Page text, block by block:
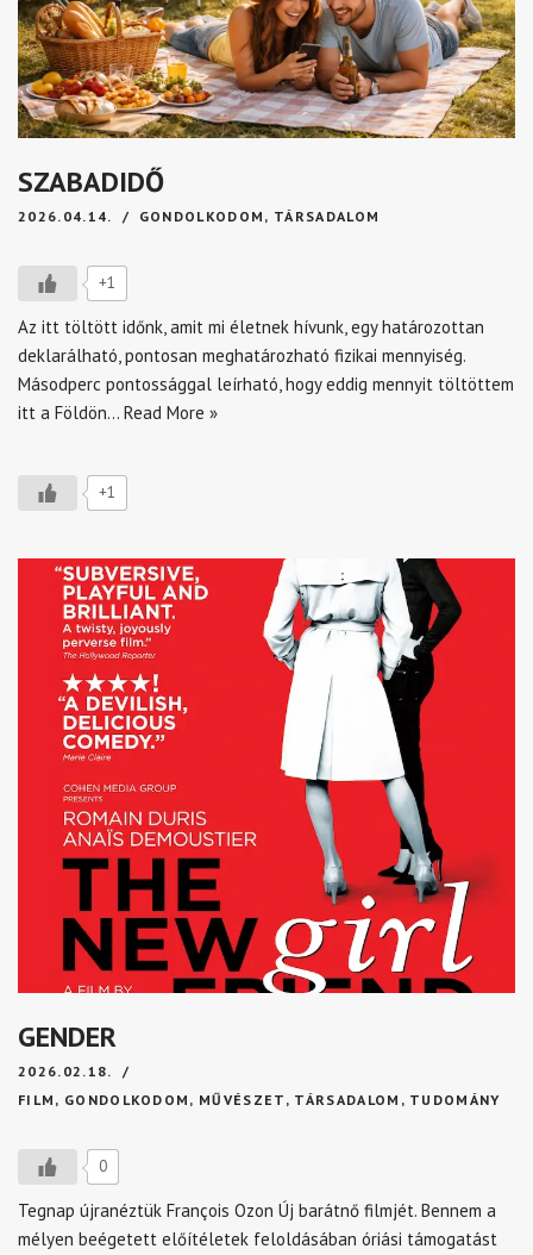
SZABADIDŐ
2026.04.14. GONDOLKODOM , TÁRSADALOM
+1
Az itt töltött időnk, amit mi életnek hívunk, egy határozottan
deklarálható, pontosan meghatározható fizikai mennyiség.
Másodperc pontossággal leírható, hogy eddig mennyit töltöttem
itt a Földön… Read More »
+1
GENDER
2026.02.18.
FILM , GONDOLKODOM , MŰVÉSZET , TÁRSADALOM , TUDOMÁNY
0
Tegnap újranéztük François Ozon Új barátnő filmjét. Bennem a
mélyen beégetett előítéletek feloldásában óriási támogatást